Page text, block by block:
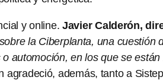
y online. Javier Calderón,
la Ciberplanta, una cuestión
automoción, en los que se
agradeció, además, tanto a